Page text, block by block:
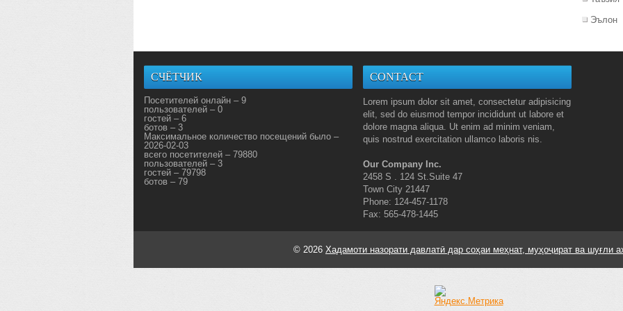
Эълон
СЧЁТЧИК
Посетителей онлайн – 9
пользователей – 0
гостей – 6
ботов – 3
Максимальное количество посещений было –
2026-02-03
всего посетителей – 79880
пользователей – 3
гостей – 79798
ботов – 79
CONTACT
Lorem ipsum dolor sit amet, consectetur adipisicing
elit, sed do eiusmod tempor incididunt ut labore et
dolore magna aliqua. Ut enim ad minim veniam,
quis nostrud exercitation ullamco laboris nis.
Our Company Inc.
2458 S . 124 St.Suite 47
Town City 21447
Phone: 124-457-1178
Fax: 565-478-1445
© 2026 Хадамоти назорати давлатӣ дар соҳаи меҳнат, муҳоҷират ва шуғли